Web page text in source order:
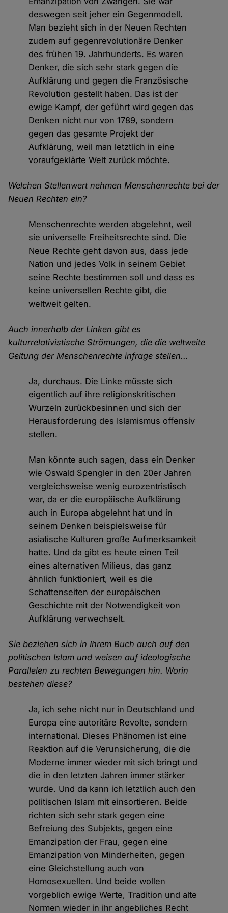
deswegen seit jeher ein Gegenmodell.
Man bezieht sich in der Neuen Rechten
zudem auf gegenrevolutionäre Denker
des frühen 19. Jahrhunderts. Es waren
Denker, die sich sehr stark gegen die
Aufklärung und gegen die Französische
Revolution gestellt haben. Das ist der
ewige Kampf, der geführt wird gegen das
Denken nicht nur von 1789, sondern
gegen das gesamte Projekt der
Aufklärung, weil man letztlich in eine
voraufgeklärte Welt zurück möchte.
Welchen Stellenwert nehmen Menschenrechte bei der
Neuen Rechten ein?
Menschenrechte werden abgelehnt, weil
sie universelle Freiheitsrechte sind. Die
Neue Rechte geht davon aus, dass jede
Nation und jedes Volk in seinem Gebiet
seine Rechte bestimmen soll und dass es
keine universellen Rechte gibt, die
weltweit gelten.
Auch innerhalb der Linken gibt es
kulturrelativistische Strömungen, die die weltweite
Geltung der Menschenrechte infrage stellen...
Ja, durchaus. Die Linke müsste sich
eigentlich auf ihre religionskritischen
Wurzeln zurückbesinnen und sich der
Herausforderung des Islamismus offensiv
stellen.
Man könnte auch sagen, dass ein Denker
wie Oswald Spengler in den 20er Jahren
vergleichsweise wenig eurozentristisch
war, da er die europäische Aufklärung
auch in Europa abgelehnt hat und in
seinem Denken beispielsweise für
asiatische Kulturen große Aufmerksamkeit
hatte. Und da gibt es heute einen Teil
eines alternativen Milieus, das ganz
ähnlich funktioniert, weil es die
Schattenseiten der europäischen
Geschichte mit der Notwendigkeit von
Aufklärung verwechselt.
Sie beziehen sich in Ihrem Buch auch auf den
politischen Islam und weisen auf ideologische
Parallelen zu rechten Bewegungen hin. Worin
bestehen diese?
Ja, ich sehe nicht nur in Deutschland und
Europa eine autoritäre Revolte, sondern
international. Dieses Phänomen ist eine
Reaktion auf die Verunsicherung, die die
Moderne immer wieder mit sich bringt und
die in den letzten Jahren immer stärker
wurde. Und da kann ich letztlich auch den
politischen Islam mit einsortieren. Beide
richten sich sehr stark gegen eine
Befreiung des Subjekts, gegen eine
Emanzipation der Frau, gegen eine
Emanzipation von Minderheiten, gegen
eine Gleichstellung auch von
Homosexuellen. Und beide wollen
vorgeblich ewige Werte, Tradition und alte
Normen wieder in ihr angebliches Recht